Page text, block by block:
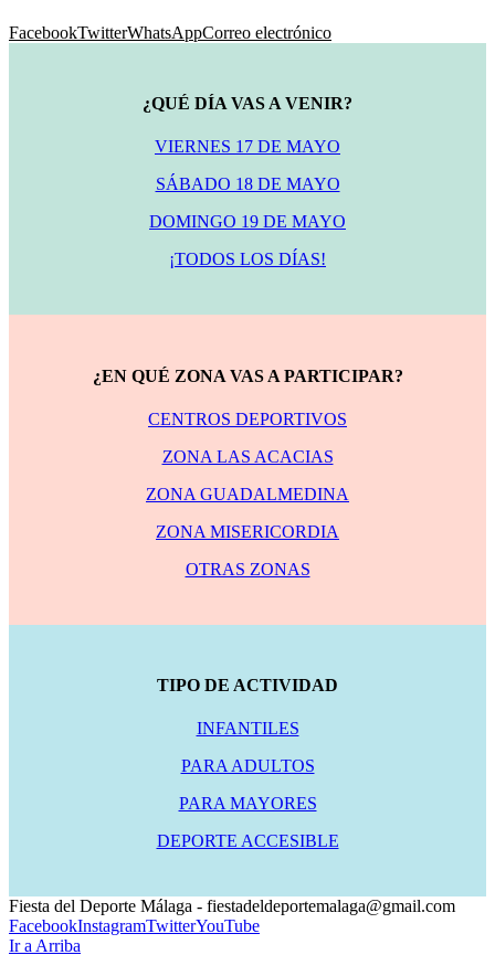
FacebookTwitterWhatsAppCorreo electrónico
¿QUÉ DÍA VAS A VENIR?
VIERNES 17 DE MAYO
SÁBADO 18 DE MAYO
DOMINGO 19 DE MAYO
¡TODOS LOS DÍAS!
¿EN QUÉ ZONA VAS A PARTICIPAR?
CENTROS DEPORTIVOS
ZONA LAS ACACIAS
ZONA GUADALMEDINA
ZONA MISERICORDIA
OTRAS ZONAS
TIPO DE ACTIVIDAD
INFANTILES
PARA ADULTOS
PARA MAYORES
DEPORTE ACCESIBLE
Fiesta del Deporte Málaga - fiestadeldeportemalaga@gmail.com
FacebookInstagramTwitterYouTube
Ir a Arriba